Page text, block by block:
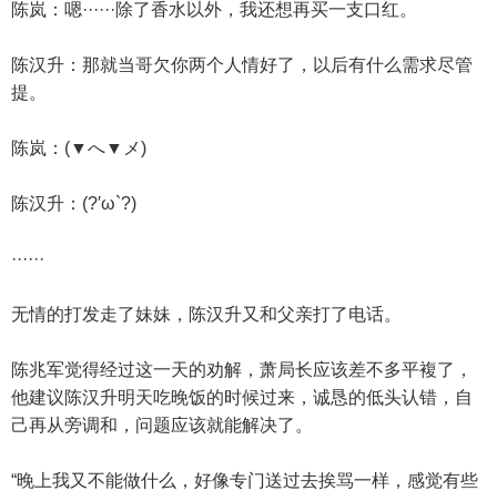
陈岚：嗯······除了香水以外，我还想再买一支口红。
陈汉升：那就当哥欠你两个人情好了，以后有什么需求尽管
提。
陈岚：(▼へ▼メ)
陈汉升：(?′ω`?)
······
无情的打发走了妹妹，陈汉升又和父亲打了电话。
陈兆军觉得经过这一天的劝解，萧局长应该差不多平複了，
他建议陈汉升明天吃晚饭的时候过来，诚恳的低头认错，自
己再从旁调和，问题应该就能解决了。
“晚上我又不能做什么，好像专门送过去挨骂一样，感觉有些